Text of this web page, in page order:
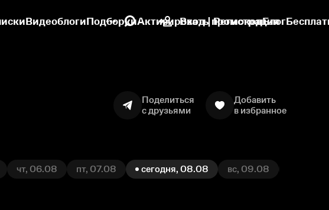
ВидеоблогиПодборкиАктивировать промокодБлог
Вход | Регистрация
Поделиться
с друзьями
Добавить
в избранное
чт, 06.08 пт, 07.08 сегодня, 08.08 вс, 09.08